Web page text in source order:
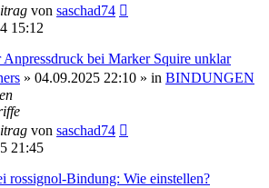
von saschad74
15:12
bei Marker Squire unklar
» 04.09.2025 22:10 » in BINDUNGEN
von saschad74
21:45
rossignol-Bindung: Wie einstellen?